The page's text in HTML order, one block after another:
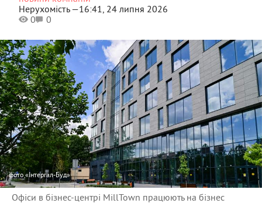
Нерухомість —16:41, 24 липня 2026
0
0
фото«Інтергал-Буд»
Офіси в бізнес-центрі MillTown працюють на бізнес